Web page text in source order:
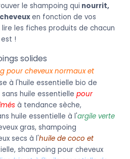
le shampoing qui nourrit,
en fonction de vos
les fiches produits de chacun
!
solides
pour cheveux normaux et
à l'huile essentielle bio de
huile essentielle pour
à tendance sèche,
huile essentielle à l'argile verte
gras, shampoing
secs à l'huile de coco et
shampoing pour cheveux